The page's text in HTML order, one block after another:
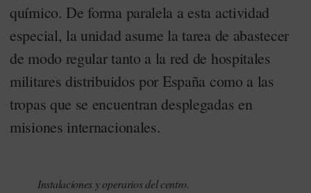
químico. De forma paralela a esta actividad
especial, la unidad asume la tarea de abastecer
de modo regular tanto a la red de hospitales
militares distribuidos por España como a las
tropas que se encuentran desplegadas en
misiones internacionales.
Instalaciones y operarios del centro.